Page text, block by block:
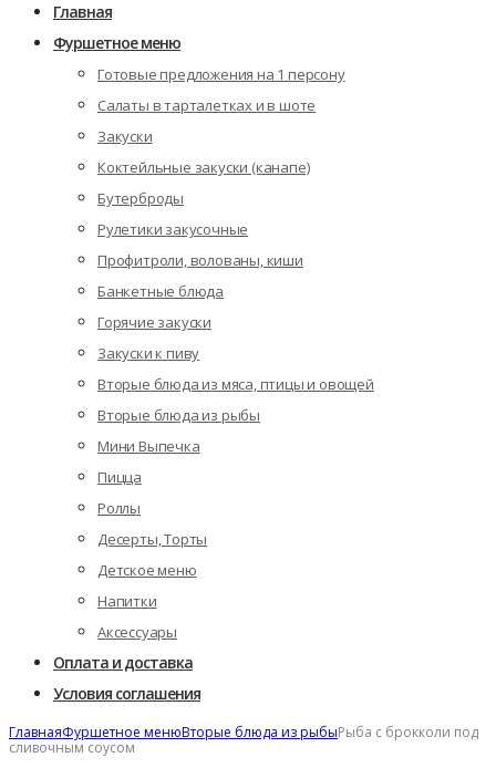
Главная
Фуршетное меню
Готовые предложения на 1 персону
Салаты в тарталетках и в шоте
Закуски
Коктейльные закуски (канапе)
Бутерброды
Рулетики закусочные
Профитроли, волованы, киши
Банкетные блюда
Горячие закуски
Закуски к пиву
Вторые блюда из мяса, птицы и овощей
Вторые блюда из рыбы
Мини Выпечка
Пицца
Роллы
Десерты, Торты
Детское меню
Напитки
Аксессуары
Оплата и доставка
Условия соглашения
ГлавнаяФуршетное менюВторые блюда из рыбыРыба с брокколи под
сливочным соусом